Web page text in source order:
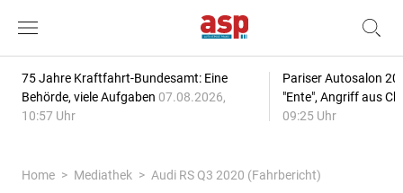
75 Jahre Kraftfahrt-Bundesamt: Eine
Behörde, viele Aufgaben 07.08.2026,
10:57 Uhr
Pariser Autosalon
"Ente", Angriff aus
09:25 Uhr
Home Mediathek Audi RS Q3 2020 (Fahrbericht)